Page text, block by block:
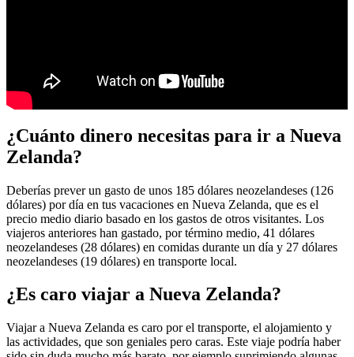
¿Cuánto dinero necesitas para ir a Nueva
Zelanda?
Deberías prever un gasto de unos 185 dólares neozelandeses (126
dólares) por día en tus vacaciones en Nueva Zelanda, que es el
precio medio diario basado en los gastos de otros visitantes. Los
viajeros anteriores han gastado, por término medio, 41 dólares
neozelandeses (28 dólares) en comidas durante un día y 27 dólares
neozelandeses (19 dólares) en transporte local.
¿Es caro viajar a Nueva Zelanda?
Viajar a Nueva Zelanda es caro por el transporte, el alojamiento y
las actividades, que son geniales pero caras. Este viaje podría haber